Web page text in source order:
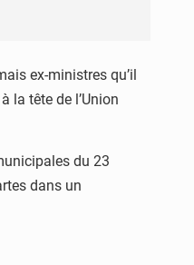
ex-ministres qu’il
la tête de l’Union
du 23
dans un